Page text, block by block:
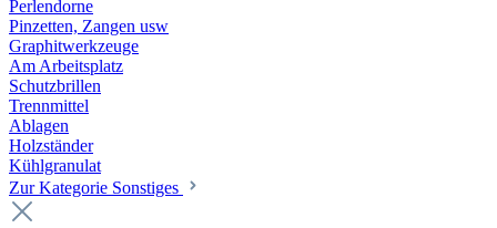
Perlendorne
Pinzetten, Zangen usw
Graphitwerkzeuge
Am Arbeitsplatz
Schutzbrillen
Trennmittel
Ablagen
Holzständer
Kühlgranulat
Zur Kategorie Sonstiges